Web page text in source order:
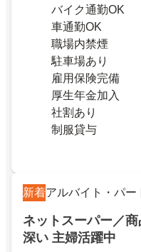
バイク通勤OK
車通勤OK
職場内禁煙
駐車場あり
雇用保険完備
厚生年金加入
社割あり
制服貸与
新着アルバイト・パー
ネットスーパー／
深い 主婦活躍中